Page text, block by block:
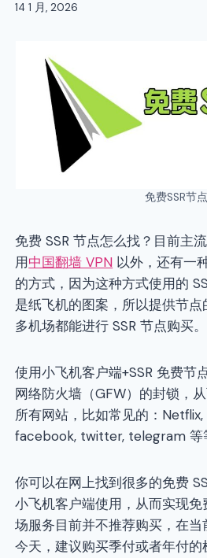
14 1 月, 2026
免费SSR节点
免费 SSR 节点怎么找？目前主
用中国翻墙 VPN 以外，还有一
的方式，因为这种方式使用的
是纸飞机的图案，所以提供节
多机场都能进行 SSR 节点购买。
使用小飞机客户端+SSR 免费节
网络防火墙（GFW）的封锁，
所有网站，比如常见的：
facebook, twitter, telegram 等
你可以在网上找到很多的免费
小飞机客户端使用，从而实现
场服务目前并不推荐购买，在
今天，建议购买季付或者年付